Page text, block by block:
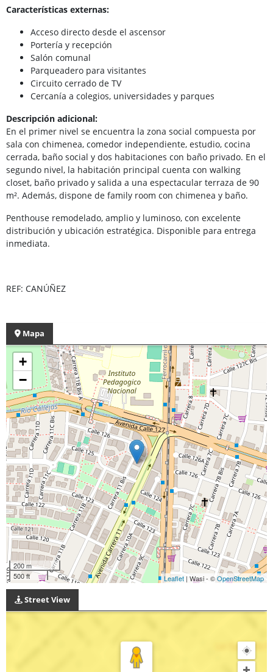
Características externas:
Acceso directo desde el ascensor
Portería y recepción
Salón comunal
Parqueadero para visitantes
Circuito cerrado de TV
Cercanía a colegios, universidades y parques
Descripción adicional:
En el primer nivel se encuentra la zona social compuesta por
sala con chimenea, comedor independiente, estudio, cocina
cerrada, baño social y dos habitaciones con baño privado. En el
segundo nivel, la habitación principal cuenta con walking
closet, baño privado y salida a una espectacular terraza de 90
m². Además, dispone de family room con chimenea y baño.
Penthouse remodelado, amplio y luminoso, con excelente
distribución y ubicación estratégica. Disponible para entrega
inmediata.
REF: CANÚÑEZ
Mapa
+
−
200 m
500 ft
Leaflet | Wasi - ©OpenStreetMap
Street View